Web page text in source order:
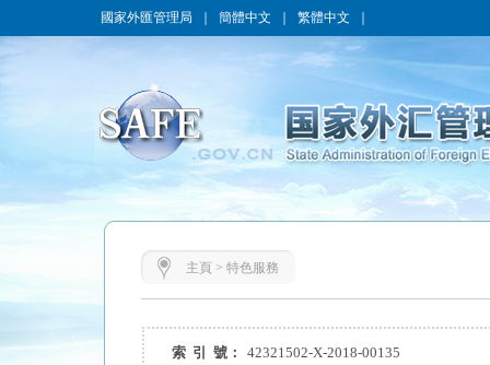
國家外匯管理局 簡體中文 繁體中文
主頁 > 特色服務
索 引 號：
42321502-X-2018-00135